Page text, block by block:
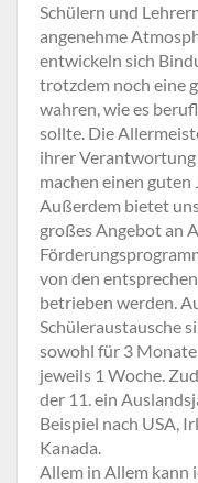
Schülern und
angenehme
entwickeln sich
trotzdem noch eine
wahren, wie es
sollte. Die
ihrer
machen einen guten
Außerdem bietet
großes Angebot an
von den
betrieben werden.
Schüleraustausche
sowohl für 3
jeweils 1 Woche.
der 11. ein
Beispiel nach USA,
Kanada.
Allem in Allem kann